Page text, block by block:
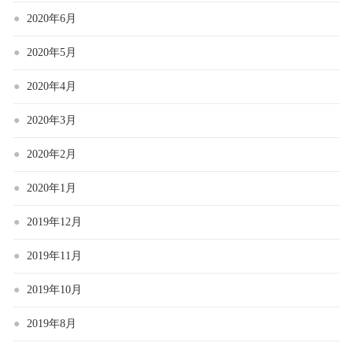
2020年6月
2020年5月
2020年4月
2020年3月
2020年2月
2020年1月
2019年12月
2019年11月
2019年10月
2019年8月